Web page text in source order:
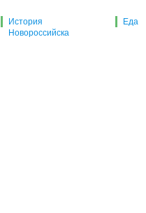
История
Новороссийска
Еда